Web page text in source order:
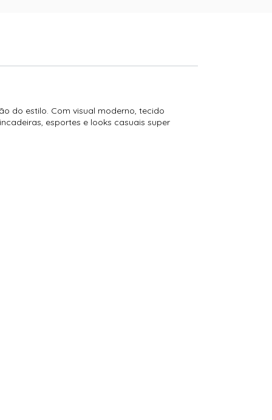
do estilo. Com visual moderno, tecido
esportes e looks casuais super